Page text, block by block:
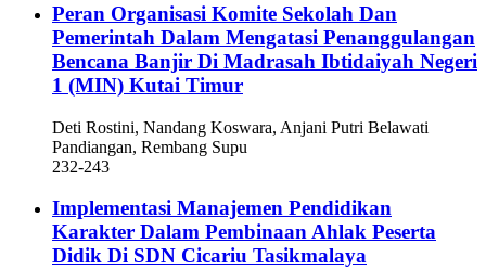
Peran Organisasi Komite Sekolah Dan
Pemerintah Dalam Mengatasi Penanggulangan
Bencana Banjir Di Madrasah Ibtidaiyah Negeri
1 (MIN) Kutai Timur
Deti Rostini, Nandang Koswara, Anjani Putri Belawati
Pandiangan, Rembang Supu
232-243
Implementasi Manajemen Pendidikan
Karakter Dalam Pembinaan Ahlak Peserta
Didik Di SDN Cicariu Tasikmalaya